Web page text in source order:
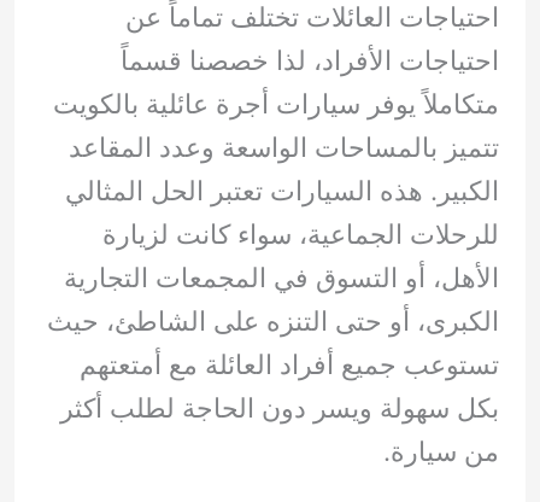
احتياجات العائلات تختلف تماماً عن
احتياجات الأفراد، لذا خصصنا قسماً
متكاملاً يوفر سيارات أجرة عائلية بالكويت
تتميز بالمساحات الواسعة وعدد المقاعد
الكبير. هذه السيارات تعتبر الحل المثالي
للرحلات الجماعية، سواء كانت لزيارة
الأهل، أو التسوق في المجمعات التجارية
الكبرى، أو حتى التنزه على الشاطئ، حيث
تستوعب جميع أفراد العائلة مع أمتعتهم
بكل سهولة ويسر دون الحاجة لطلب أكثر
من سيارة.